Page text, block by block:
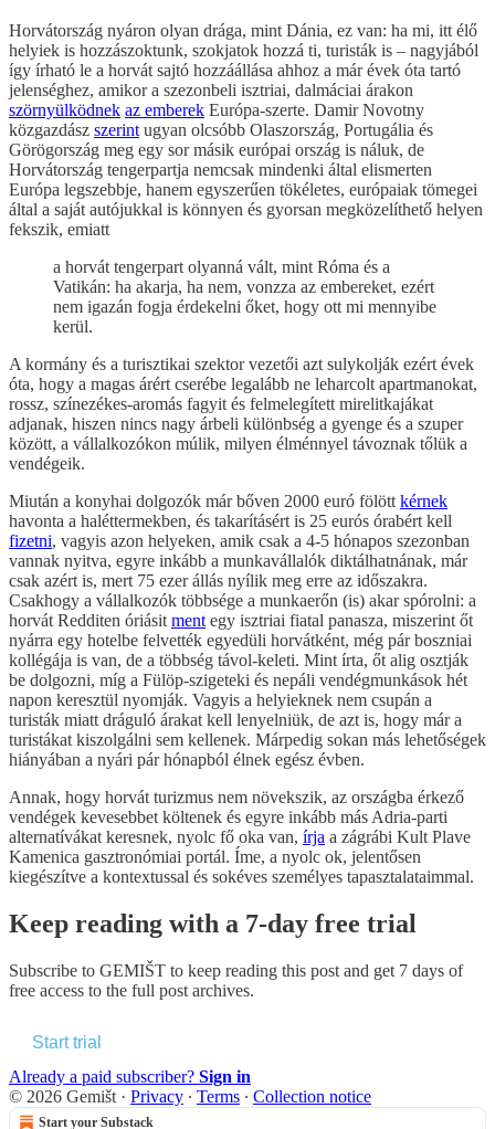
Horvátország nyáron olyan drága, mint Dánia, ez van: ha mi, itt élő
helyiek is hozzászoktunk, szokjatok hozzá ti, turisták is – nagyjából
így írható le a horvát sajtó hozzáállása ahhoz a már évek óta tartó
jelenséghez, amikor a szezonbeli isztriai, dalmáciai árakon
szörnyülködnek az emberek Európa-szerte. Damir Novotny
közgazdász szerint ugyan olcsóbb Olaszország, Portugália és
Görögország meg egy sor másik európai ország is náluk, de
Horvátország tengerpartja nemcsak mindenki által elismerten
Európa legszebbje, hanem egyszerűen tökéletes, európaiak tömegei
által a saját autójukkal is könnyen és gyorsan megközelíthető helyen
fekszik, emiatt
a horvát tengerpart olyanná vált, mint Róma és a
Vatikán: ha akarja, ha nem, vonzza az embereket, ezért
nem igazán fogja érdekelni őket, hogy ott mi mennyibe
kerül.
A kormány és a turisztikai szektor vezetői azt sulykolják ezért évek
óta, hogy a magas árért cserébe legalább ne leharcolt apartmanokat,
rossz, színezékes-aromás fagyit és felmelegített mirelitkajákat
adjanak, hiszen nincs nagy árbeli különbség a gyenge és a szuper
között, a vállalkozókon múlik, milyen élménnyel távoznak tőlük a
vendégeik.
Miután a konyhai dolgozók már bőven 2000 euró fölött kérnek
havonta a haléttermekben, és takarításért is 25 eurós órabért kell
fizetni, vagyis azon helyeken, amik csak a 4-5 hónapos szezonban
vannak nyitva, egyre inkább a munkavállalók diktálhatnának, már
csak azért is, mert 75 ezer állás nyílik meg erre az időszakra.
Csakhogy a vállalkozók többsége a munkaerőn (is) akar spórolni: a
horvát Redditen óriásit ment egy isztriai fiatal panasza, miszerint őt
nyárra egy hotelbe felvették egyedüli horvátként, még pár boszniai
kollégája is van, de a többség távol-keleti. Mint írta, őt alig osztják
be dolgozni, míg a Fülöp-szigeteki és nepáli vendégmunkások hét
napon keresztül nyomják. Vagyis a helyieknek nem csupán a
turisták miatt dráguló árakat kell lenyelniük, de azt is, hogy már a
turistákat kiszolgálni sem kellenek. Márpedig sokan más lehetőségek
hiányában a nyári pár hónapból élnek egész évben.
Annak, hogy horvát turizmus nem növekszik, az országba érkező
vendégek kevesebbet költenek és egyre inkább más Adria-parti
alternatívákat keresnek, nyolc fő oka van, írja a zágrábi Kult Plave
Kamenica gasztronómiai portál. Íme, a nyolc ok, jelentősen
kiegészítve a kontextussal és sokéves személyes tapasztalataimmal.
Keep reading with a 7-day free trial
Subscribe to GEMIŠT to keep reading this post and get 7 days of
free access to the full post archives.
Start trial
Already a paid subscriber? Sign in
© 2026 Gemišt · Privacy ∙ Terms ∙ Collection notice
Start your Substack